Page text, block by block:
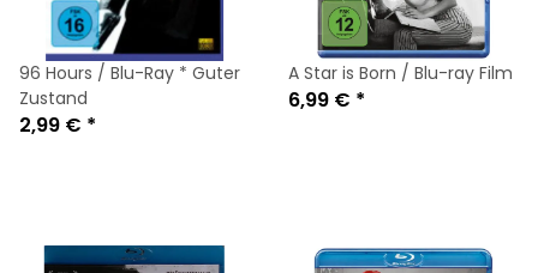
96 Hours / Blu-Ray * Guter
Zustand
2,99 € *
A Star is Born / Blu-ray Film
6,99 € *